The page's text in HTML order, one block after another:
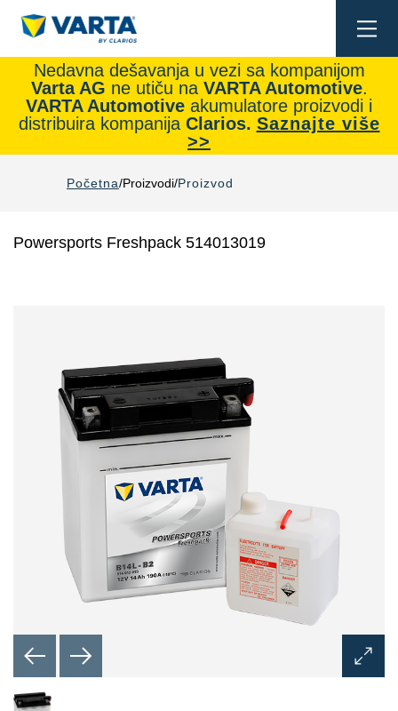
Nedavna dešavanja u vezi sa kompanijom
Varta AG ne utiču na VARTA Automotive.
VARTA Automotive akumulatore proizvodi i
distribuira kompanija Clarios. Saznajte više
>>
Početna Proizvodi Proizvod
Powersports Freshpack 514013019
dijalog